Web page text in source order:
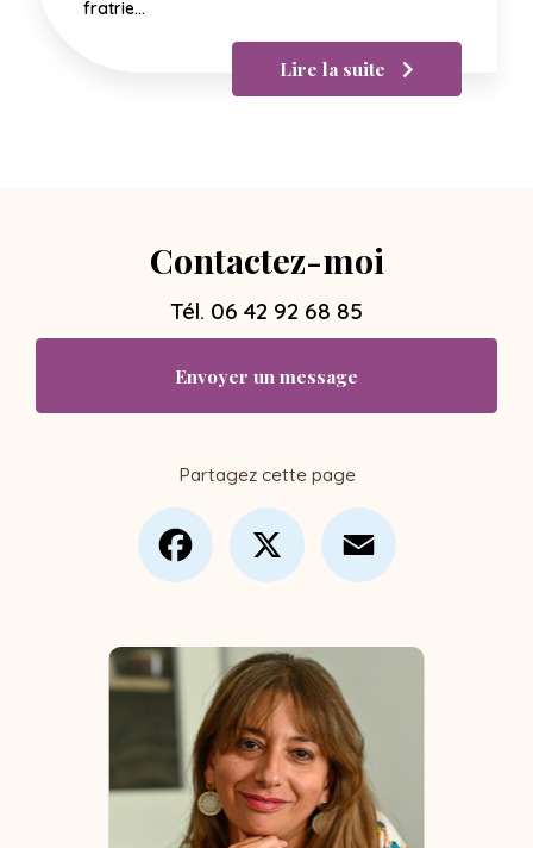
fratrie…
Lire la suite
Contactez-moi
Tél. 06 42 92 68 85
Envoyer un message
Partagez cette page
Facebook